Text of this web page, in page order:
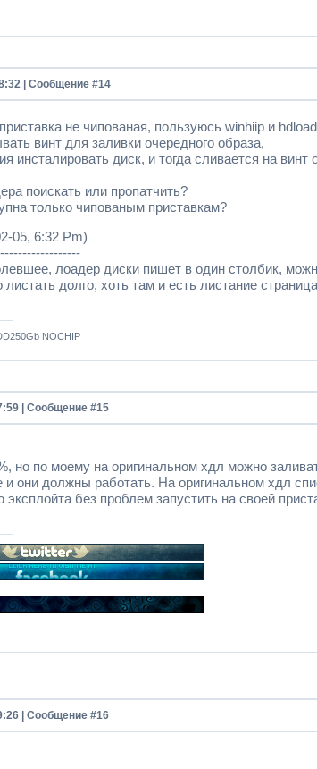
| Сообщение #14
не чипованая, пользуюсь winhiip и
винт для заливки очередного образа,
инсталировать диск, и тогда сливается на
поискать или пропатчить?
только чипованым приставкам?
05, 6:32 Pm)
лоадер диски пишет в один столбик,
долго, хоть там и есть листание
NOCHIP
| Сообщение #15
но по моему на оригинальном хдл можно
они должны работать. На оригинальном хдл
без проблем запустить на своей
| Сообщение #16